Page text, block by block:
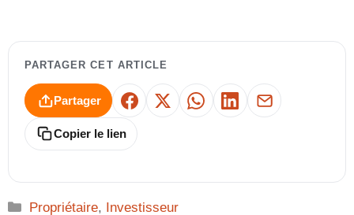
PARTAGER CET ARTICLE
Partager Facebook
X WhatsAppLinkedInE-mail
Copier le lien
Catégories
Propriétaire,
Investisseur